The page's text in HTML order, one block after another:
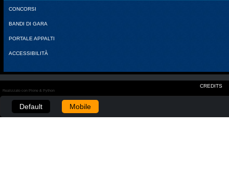
CONCORSI
BANDI DI GARA
PORTALE APPALTI
ACCESSIBILITÀ
CREDITS
Realizzato con Plone & Python
Default Mobile